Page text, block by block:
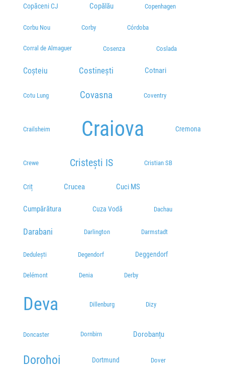
Copăceni CJ Copălău Copenhagen
Corbu Nou Corby Córdoba
Corral de Almaguer Cosenza Coslada
Coșteiu Costinești Cotnari
Cotu Lung Covasna Coventry
Crailsheim Craiova Cremona
Crewe Cristești IS Cristian SB
Criț Crucea Cuci MS
Cumpărătura Cuza Vodă Dachau
Darabani Darlington Darmstadt
Dedulești Degendorf Deggendorf
Delémont Denia Derby
Deva Dillenburg Dizy
Doncaster Dornbirn Dorobanțu
Dorohoi Dortmund Dover